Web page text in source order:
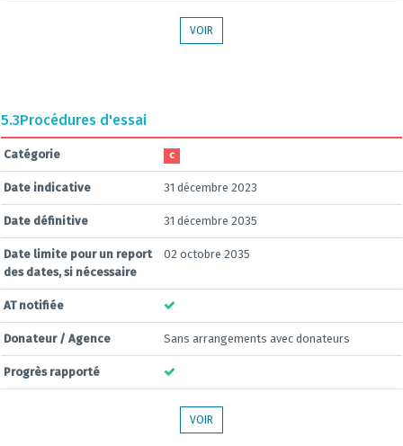
VOIR
5.3Procédures d'essai
Catégorie C
Date indicative 31 décembre 2023
Date définitive 31 décembre 2035
Date limite pour un report
des dates, si nécessaire
02 octobre 2035
AT notifiée
Donateur / Agence Sans arrangements avec donateurs
Progrès rapporté
VOIR